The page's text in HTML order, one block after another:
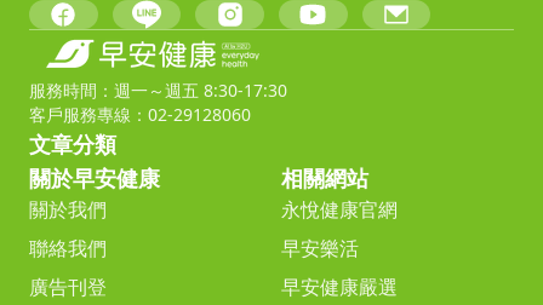
服務時間：週一～週五 8:30-17:30
客戶服務專線：02-29128060
文章分類
關於早安健康
關於我們
聯絡我們
廣告刊登
相關網站
永悅健康官網
早安樂活
早安健康嚴選